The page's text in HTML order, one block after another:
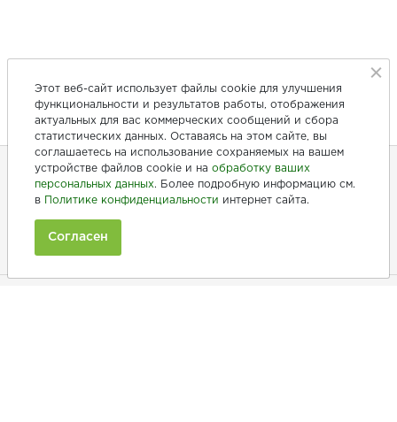
+7 (846) 275-20-10
+7 (902) 375-20-10
Этот веб-сайт использует файлы cookie для улучшения
функциональности и результатов работы, отображения
актуальных для вас коммерческих сообщений и сбора
статистических данных. Оставаясь на этом сайте, вы
соглашаетесь на использование сохраняемых на вашем
устройстве файлов cookie и на обработку ваших
персональных данных. Более подробную информацию см.
в
Политике конфиденциальности интернет сайта.
Согласен